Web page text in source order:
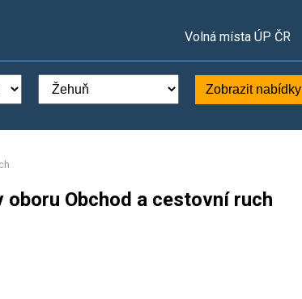
Volná místa ÚP ČR
Zobrazit nabídky
Obchod a cestovní ruch